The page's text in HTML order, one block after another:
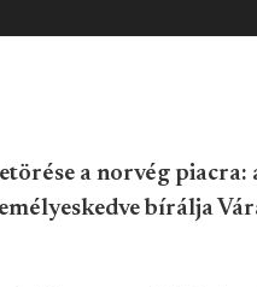
a norvég
bírálja